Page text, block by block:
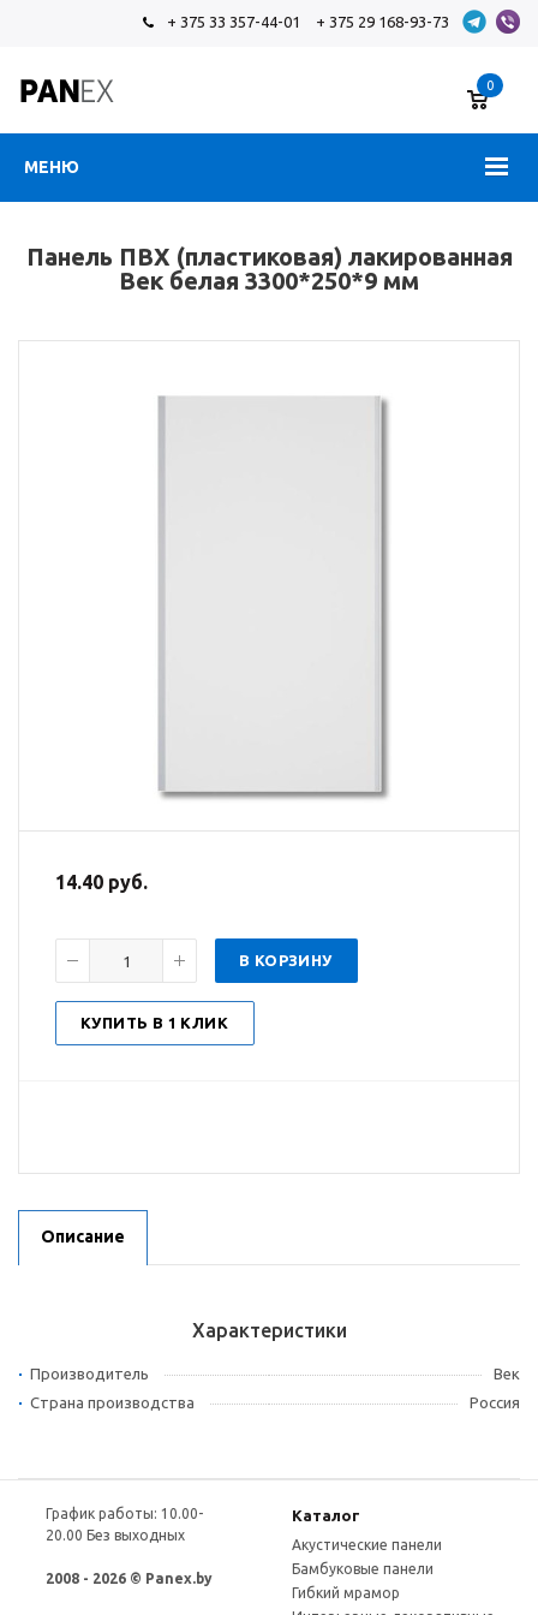
+ 375 33 357-44-01 + 375 29 168-93-73
МЕНЮ
0
Панель ПВХ (пластиковая) лакированная
Век белая 3300*250*9 мм
14.40 руб.
В КОРЗИНУ
КУПИТЬ В 1 КЛИК
Описание
Характеристики
Производитель
Век
Страна производства
Россия
График работы: 10.00-
20.00 Без выходных
2008 - 2026 © Panex.by
Каталог
Акустические панели
Бамбуковые панели
Гибкий мрамор